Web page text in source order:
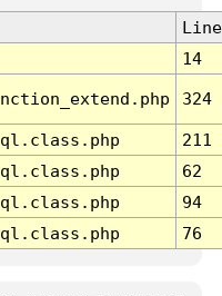
Line
14
324
211
62
94
76